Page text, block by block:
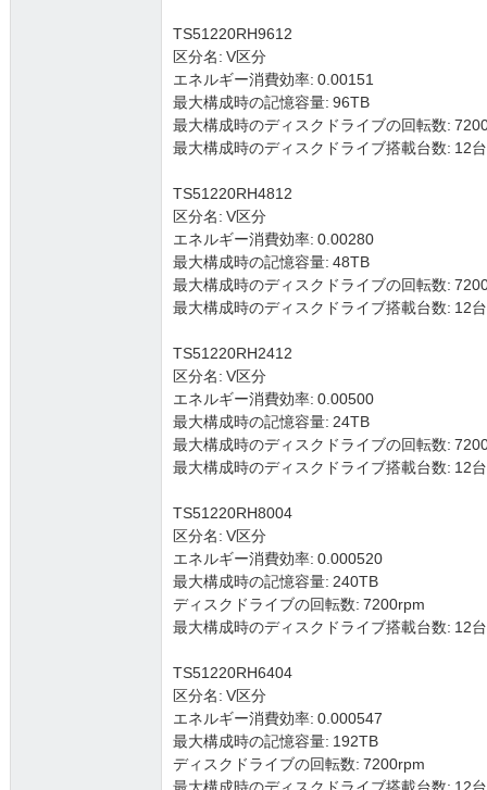
TS51220RH9612
区分名: V区分
エネルギー消費効率: 0.00151
最大構成時の記憶容量: 96TB
最大構成時のディスクドライブの回転数:
最大構成時のディスクドライブ搭載台数: 12
TS51220RH4812
区分名: V区分
エネルギー消費効率: 0.00280
最大構成時の記憶容量: 48TB
最大構成時のディスクドライブの回転数:
最大構成時のディスクドライブ搭載台数: 12
TS51220RH2412
区分名: V区分
エネルギー消費効率: 0.00500
最大構成時の記憶容量: 24TB
最大構成時のディスクドライブの回転数:
最大構成時のディスクドライブ搭載台数: 12
TS51220RH8004
区分名: V区分
エネルギー消費効率: 0.000520
最大構成時の記憶容量: 240TB
ディスクドライブの回転数: 7200rpm
最大構成時のディスクドライブ搭載台数: 12
TS51220RH6404
区分名: V区分
エネルギー消費効率: 0.000547
最大構成時の記憶容量: 192TB
ディスクドライブの回転数: 7200rpm